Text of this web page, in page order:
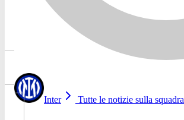
Inter Tutte le notizie sulla squadra